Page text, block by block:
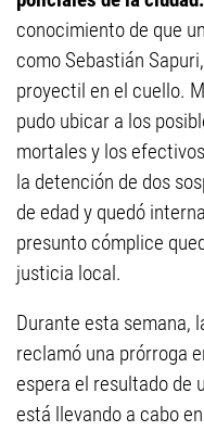
conocimiento de que
como Sebastián
proyectil en el cuello.
pudo ubicar a los
mortales y los
la detención de dos
de edad y quedó
presunto cómplice
justicia local.
Durante esta semana,
reclamó una prórroga
espera el resultado de
está llevando a cabo